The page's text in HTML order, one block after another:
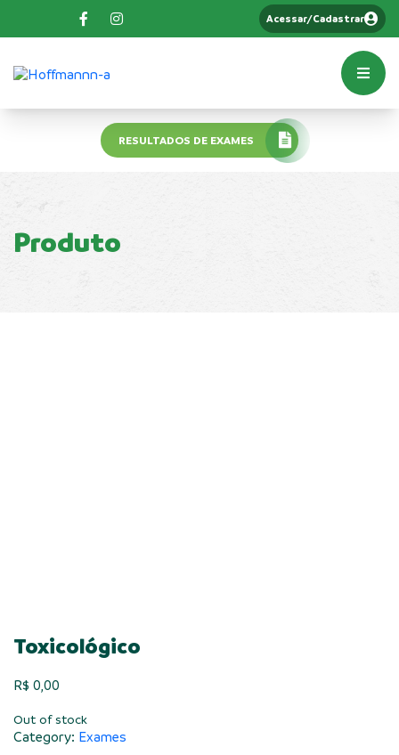
Acessar/Cadastrar
RESULTADOS DE EXAMES
Produto
Toxicológico
R$ 0,00
Out of stock
Category: Exames